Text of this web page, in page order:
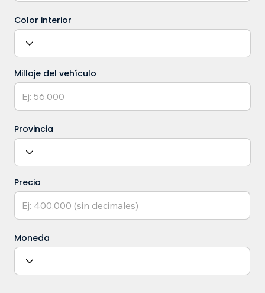
Color interior
Millaje del vehículo
Provincia
Precio
Moneda